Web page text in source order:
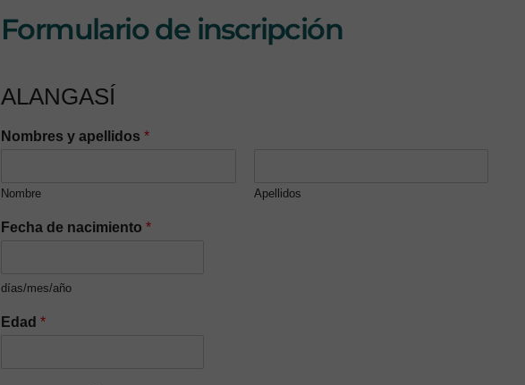
Formulario de inscripción
ALANGASÍ
Nombres y apellidos *
Nombre Apellidos
Fecha de nacimiento *
días/mes/año
Edad *